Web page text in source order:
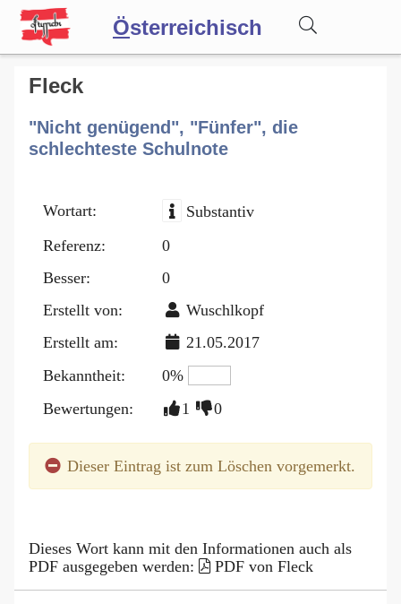
Österreichisch
Wörterbuch
Forum
Fleck
"Nicht genügend", "Fünfer", die
schlechteste Schulnote
Wortart:
Substantiv
Referenz:
0
Besser:
0
Erstellt von:
Wuschlkopf
Erstellt am:
21.05.2017
Bekanntheit:
0%
Bewertungen:
1 0
Dieser Eintrag ist zum Löschen vorgemerkt.
Dieses Wort kann mit den Informationen auch als
PDF ausgegeben werden:
PDF von Fleck